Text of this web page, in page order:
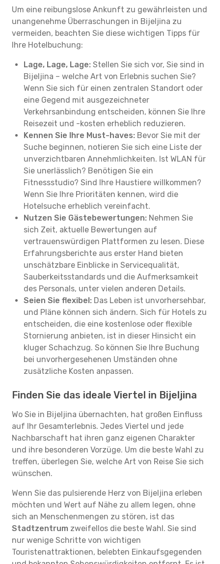
Um eine reibungslose Ankunft zu gewährleisten und
unangenehme Überraschungen in Bijeljina zu
vermeiden, beachten Sie diese wichtigen Tipps für
Ihre Hotelbuchung:
Lage, Lage, Lage: Stellen Sie sich vor, Sie sind in
Bijeljina – welche Art von Erlebnis suchen Sie?
Wenn Sie sich für einen zentralen Standort oder
eine Gegend mit ausgezeichneter
Verkehrsanbindung entscheiden, können Sie Ihre
Reisezeit und -kosten erheblich reduzieren.
Kennen Sie Ihre Must-haves: Bevor Sie mit der
Suche beginnen, notieren Sie sich eine Liste der
unverzichtbaren Annehmlichkeiten. Ist WLAN für
Sie unerlässlich? Benötigen Sie ein
Fitnessstudio? Sind Ihre Haustiere willkommen?
Wenn Sie Ihre Prioritäten kennen, wird die
Hotelsuche erheblich vereinfacht.
Nutzen Sie Gästebewertungen: Nehmen Sie
sich Zeit, aktuelle Bewertungen auf
vertrauenswürdigen Plattformen zu lesen. Diese
Erfahrungsberichte aus erster Hand bieten
unschätzbare Einblicke in Servicequalität,
Sauberkeitsstandards und die Aufmerksamkeit
des Personals, unter vielen anderen Details.
Seien Sie flexibel: Das Leben ist unvorhersehbar,
und Pläne können sich ändern. Sich für Hotels zu
entscheiden, die eine kostenlose oder flexible
Stornierung anbieten, ist in dieser Hinsicht ein
kluger Schachzug. So können Sie Ihre Buchung
bei unvorhergesehenen Umständen ohne
zusätzliche Kosten anpassen.
Finden Sie das ideale Viertel in Bijeljina
Wo Sie in Bijeljina übernachten, hat großen Einfluss
auf Ihr Gesamterlebnis. Jedes Viertel und jede
Nachbarschaft hat ihren ganz eigenen Charakter
und ihre besonderen Vorzüge. Um die beste Wahl zu
treffen, überlegen Sie, welche Art von Reise Sie sich
wünschen.
Wenn Sie das pulsierende Herz von Bijeljina erleben
möchten und Wert auf Nähe zu allem legen, ohne
sich an Menschenmengen zu stören, ist das
Stadtzentrum zweifellos die beste Wahl. Sie sind
nur wenige Schritte von wichtigen
Touristenattraktionen, belebten Einkaufsgegenden